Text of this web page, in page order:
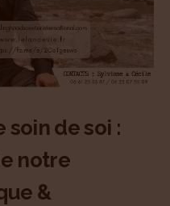
de soi :
notre
&